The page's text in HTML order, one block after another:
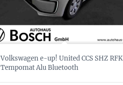
Volkswagen e-up! United CCS SHZ RFK
Tempomat Alu Bluetooth